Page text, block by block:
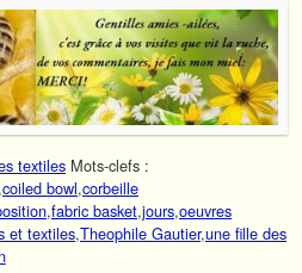
textiles Mots-clefs :
,coiled bowl,corbeille
,fabric basket,jours,oeuvres
et textiles,Theophile Gautier,une fille des